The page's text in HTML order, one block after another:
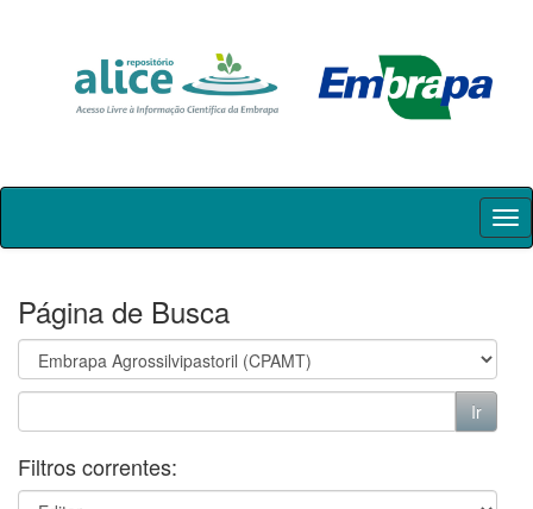
Skip
Página de Busca
Filtros correntes: